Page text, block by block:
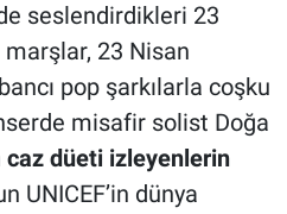
seslendirdikleri 23
23 Nisan
pop şarkılarla coşku
misafir solist Doğa
caz düeti izleyenlerin
UNICEF’in dünya